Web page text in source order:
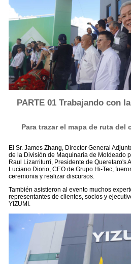
PARTE 01 Trabajando con
Para trazar el mapa de ruta del
El Sr. James Zhang, Director General
de la División de Maquinaria de Moldeado
Raul Lizarriturri, Presidente de Queretaro's
Luciano Diorio, CEO de Grupo Hi-Tec,
ceremonia y realizar discursos.
También asistieron al evento muchos
representantes de clientes, socios y
YIZUMI.